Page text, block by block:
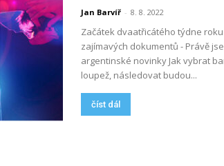
Jan Barvíř - 8. 8. 2022
Začátek dvaatřicátého týdne
zajímavých dokumentů - Právě
argentinské novinky Jak vybrat
loupež, následovat budou...
číst dál